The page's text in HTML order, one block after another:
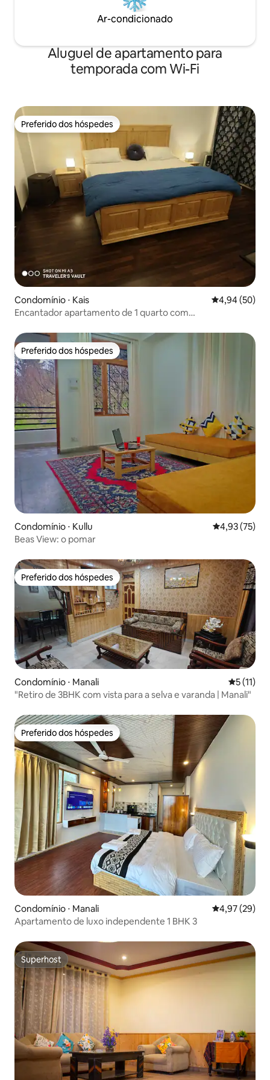
Ar-condicionado
Aluguel de apartamento para
temporada com Wi-Fi
Preferido dos hóspedes
Preferido dos hóspedes
Condomínio ⋅ Kais 4,94 de uma
4,94 (50)
Encantador apartamento de 1 quarto com
desfrutar!
Preferido dos hóspedes
Preferido dos hóspedes
Condomínio ⋅ Kullu 4,93 de uma
4,93 (75)
Beas View: o pomar
Preferido dos hóspedes
Preferido dos hóspedes
Condomínio ⋅ Manali 5 de uma
5 (11)
"Retiro de 3BHK com vista para a selva e varanda | Manali"
Preferido dos hóspedes
Preferido dos hóspedes
Condomínio ⋅ Manali 4,97 de uma
4,97 (29)
Apartamento de luxo independente 1 BHK 3
Superhost
Superhost